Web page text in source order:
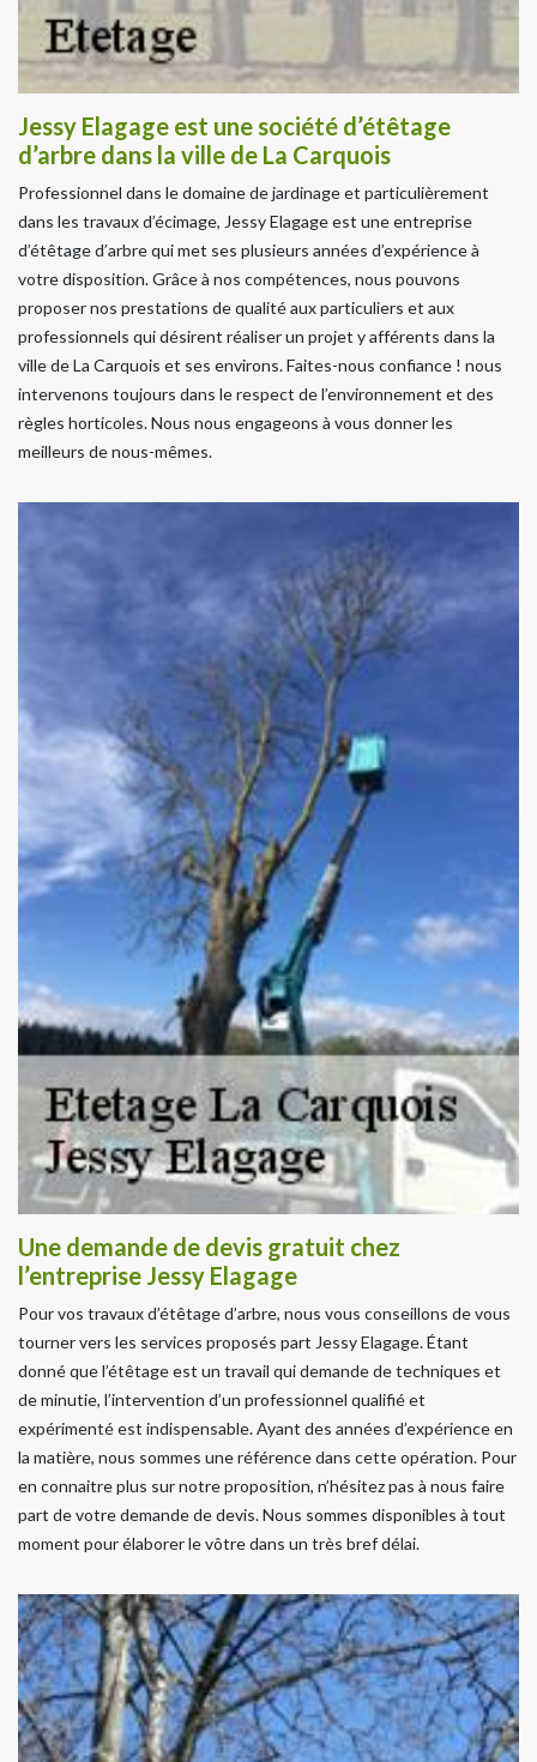
Jessy Elagage est une société d’étêtage
d’arbre dans la ville de La Carquois
Professionnel dans le domaine de jardinage et particulièrement
dans les travaux d’écimage, Jessy Elagage est une entreprise
d’étêtage d’arbre qui met ses plusieurs années d’expérience à
votre disposition. Grâce à nos compétences, nous pouvons
proposer nos prestations de qualité aux particuliers et aux
professionnels qui désirent réaliser un projet y afférents dans la
ville de La Carquois et ses environs. Faites-nous confiance ! nous
intervenons toujours dans le respect de l’environnement et des
règles horticoles. Nous nous engageons à vous donner les
meilleurs de nous-mêmes.
Une demande de devis gratuit chez
l’entreprise Jessy Elagage
Pour vos travaux d’étêtage d’arbre, nous vous conseillons de vous
tourner vers les services proposés part Jessy Elagage. Étant
donné que l’étêtage est un travail qui demande de techniques et
de minutie, l’intervention d’un professionnel qualifié et
expérimenté est indispensable. Ayant des années d’expérience en
la matière, nous sommes une référence dans cette opération. Pour
en connaitre plus sur notre proposition, n’hésitez pas à nous faire
part de votre demande de devis. Nous sommes disponibles à tout
moment pour élaborer le vôtre dans un très bref délai.